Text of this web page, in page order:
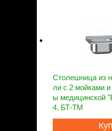
Столешница из
ли с 2 мойками
ы медицинской
4, БТ-ТМ